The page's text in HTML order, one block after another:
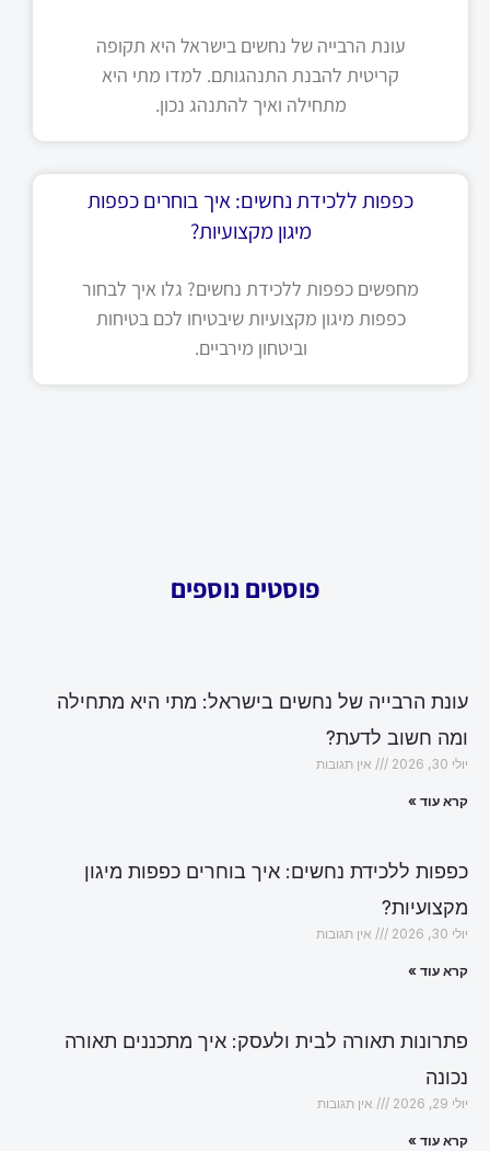
עונת הרבייה של נחשים בישראל היא תקופה
קריטית להבנת התנהגותם. למדו מתי היא
מתחילה ואיך להתנהג נכון.
כפפות ללכידת נחשים: איך בוחרים כפפות
מיגון מקצועיות?
מחפשים כפפות ללכידת נחשים? גלו איך לבחור
כפפות מיגון מקצועיות שיבטיחו לכם בטיחות
וביטחון מירביים.
פוסטים נוספים
עונת הרבייה של נחשים בישראל: מתי היא מתחילה
ומה חשוב לדעת?
יולי 30, 2026 אין תגובות
קרא עוד »
כפפות ללכידת נחשים: איך בוחרים כפפות מיגון
מקצועיות?
יולי 30, 2026 אין תגובות
קרא עוד »
פתרונות תאורה לבית ולעסק: איך מתכננים תאורה
נכונה
יולי 29, 2026 אין תגובות
קרא עוד »